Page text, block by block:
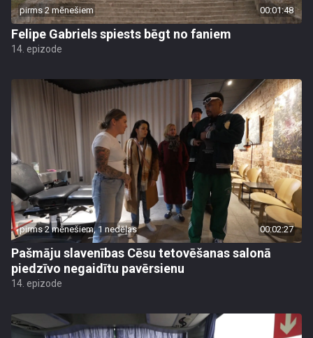
pirms 2 mēnešiem 00:01:48
Felipe Gabriels spiests bēgt no faniem
14. epizode
pirms 2 mēnešiem, 1 nedēļas 00:02:27
Pašmāju slavenības Cēsu tetovēšanas salonā
piedzīvo negaidītu pavērsienu
14. epizode